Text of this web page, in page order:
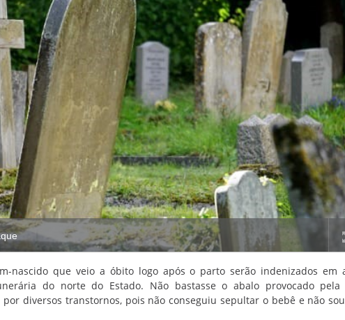
nascido que veio a óbito logo após o parto serão indenizados em
do norte do Estado. Não bastasse o abalo provocado
por diversos transtornos, pois não conseguiu sepultar o bebê e não